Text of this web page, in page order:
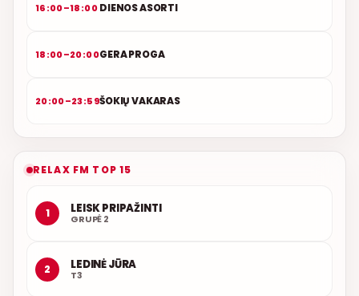
16:00–18:00DIENOS ASORTI
18:00–20:00GERA PROGA
20:00–23:59ŠOKIŲ VAKARAS
RELAX FM TOP 15
1 LEISK PRIPAŽINTI
GRUPĖ 2
2 LEDINĖ JŪRA
T3